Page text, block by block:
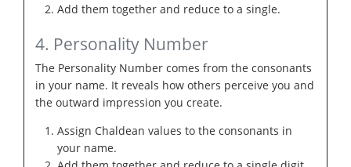
Add them together and reduce to a single.
4. Personality Number
The Personality Number comes from the consonants
in your name. It reveals how others perceive you and
the outward impression you create.
Assign Chaldean values to the consonants in
your name.